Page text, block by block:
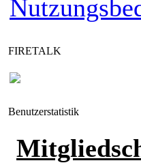
FIRETALK
Benutzerstatistik